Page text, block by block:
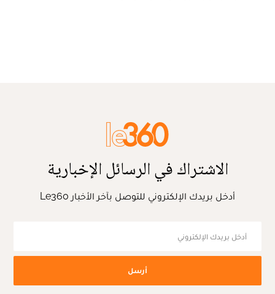
الاشتراك في الرسائل الإخبارية
أدخل بريدك الإلكتروني للتوصل بآخر الأخبار Le360
أرسل